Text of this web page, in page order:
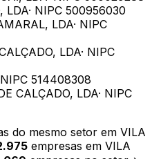
LDA· NIPC 500956030
LDA· NIPC
LDA· NIPC
NIPC 514408308
CALÇADO, LDA· NIPC
do mesmo setor em VILA
empresas em VILA